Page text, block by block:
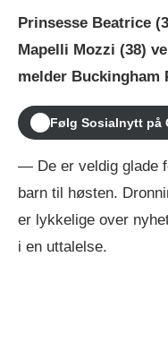
Prinsesse Beatrice
Mapelli Mozzi (38)
melder Buckingham
Følg Sosialnytt på
— De er veldig glade
barn til høsten.
er lykkelige over
i en uttalelse.